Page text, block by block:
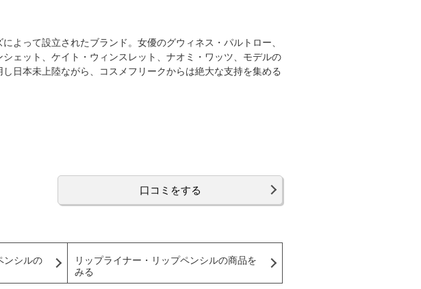
って設立されたブランド。女優のグウィネス・パルトロー、
ェット、ケイト・ウィンスレット、ナオミ・ワッツ、モデルの
日本未上陸ながら、コスメフリークからは絶大な支持を集める
口コミをする
ンシルの
リップライナー・リップペンシルの商品を
みる